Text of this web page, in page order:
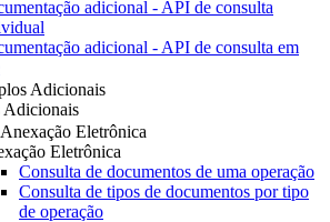
adicional - API de consulta
adicional - API de consulta em
Adicionais
Adicionais
Anexação Eletrônica
Eletrônica
Consulta de documentos de uma operação
Consulta de tipos de documentos por tipo
de operação